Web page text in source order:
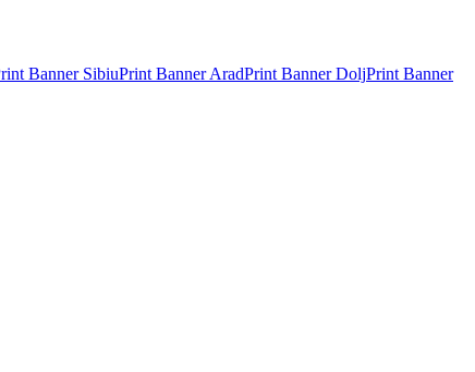
Banner SibiuPrint BannerAradPrint BannerDoljPrint Banner